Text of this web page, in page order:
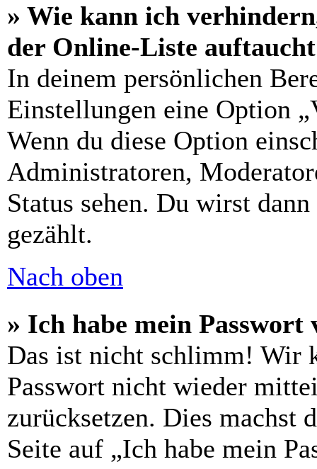
» Wie kann ich
der Online-Liste
In deinem persönlichen
Einstellungen eine Option
Wenn du diese Option
Administratoren,
Status sehen. Du wirst
gezählt.
Nach oben
» Ich habe mein Passwort
Das ist nicht schlimm! Wir
Passwort nicht wieder
zurücksetzen. Dies machst
Seite auf „Ich habe mein